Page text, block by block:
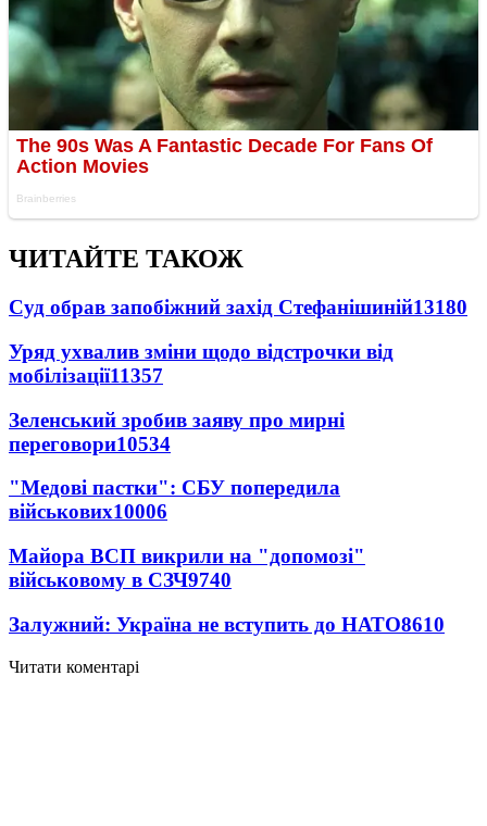
ЧИТАЙТЕ ТАКОЖ
Суд обрав запобіжний захід Стефанішиній13180
Уряд ухвалив зміни щодо відстрочки від
мобілізації11357
Зеленський зробив заяву про мирні
переговори10534
"Медові пастки": СБУ попередила
військових10006
Майора ВСП викрили на "допомозі"
військовому в СЗЧ9740
Залужний: Україна не вступить до НАТО8610
Читати коментарі